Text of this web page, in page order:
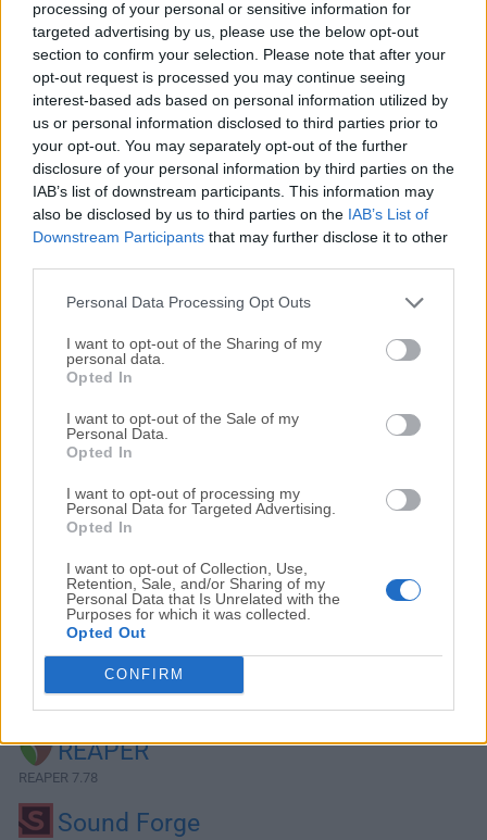
processing of your personal or sensitive information for
targeted advertising by us, please use the below opt-out
section to confirm your selection. Please note that after your
opt-out request is processed you may continue seeing
interest-based ads based on personal information utilized by
us or personal information disclosed to third parties prior to
your opt-out. You may separately opt-out of the further
disclosure of your personal information by third parties on the
IAB’s list of downstream participants. This information may
also be disclosed by us to third parties on the IAB’s List of
Downstream Participants that may further disclose it to other
Personal Data Processing Opt Outs
I want to opt-out of the Sharing of my
personal data.
Opted In
I want to opt-out of the Sale of my
Personal Data.
Opted In
I want to opt-out of processing my
Personal Data for Targeted Advertising.
Opted In
I want to opt-out of Collection, Use,
Retention, Sale, and/or Sharing of my
Personal Data that Is Unrelated with the
Purposes for which it was collected.
Opted Out
CONFIRM
escenario o en el estudio. Descubre el nuevo estándar en
flujo de trabajo personalizado.Bitwig Studio para macOS te
inspira a tomar un mayor control de tu música, dándote
acceso a cada aspecto de tu producción. Optimiza tu
proceso creativo y transforma rápidamente tus ideas en
canciones, pistas y composiciones completas. Graba y
arregla, improvisa e interpreta, o hazlo todo a la
vez.Bienvenido a la próxima generación de software de
creación e interpretación musical para Windows, Mac OS X
Alternativas y Software Similar
REAPER
REAPER 7.78
Sound Forge